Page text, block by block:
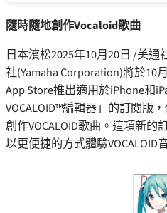
隨時隨地創作Vocaloid歌曲
日本濱松2025年10月20日 /美通
社(Yamaha Corporation)將於10
AppStore推出適用於iPhone和
VOCALOID™編輯器」 的訂閱版
創作VOCALOID歌曲。這項新的
以更便捷的方式體驗VOCALOID